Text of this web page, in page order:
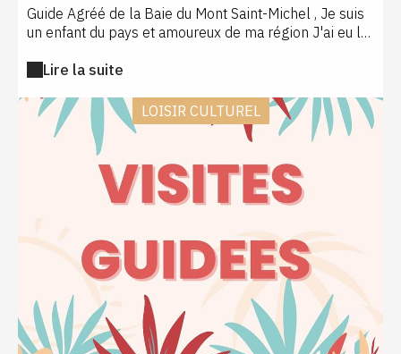
Guide Agréé de la Baie du Mont Saint-Michel , Je suis
un enfant du pays et amoureux de ma région J'ai eu la
d'en découvrir ses richesses , ses dangers et
passion . Je vous guide à travers ce site d'exception ,
pour des sorties à thèmes et sensorielles . Toutes
mes sorties sont animées et commentées ,
Découverte du patrimoine naturel et culturel de la
Baie , initiation aux sables mouvants , passages des
cours d'eau, Approche unique sur le Mont St-Michel !
Bienvenue dans mon univers: Le Théâtre Des plus
Grandes Marées d'Europe !
Lire la suite
LOISIR CULTUREL